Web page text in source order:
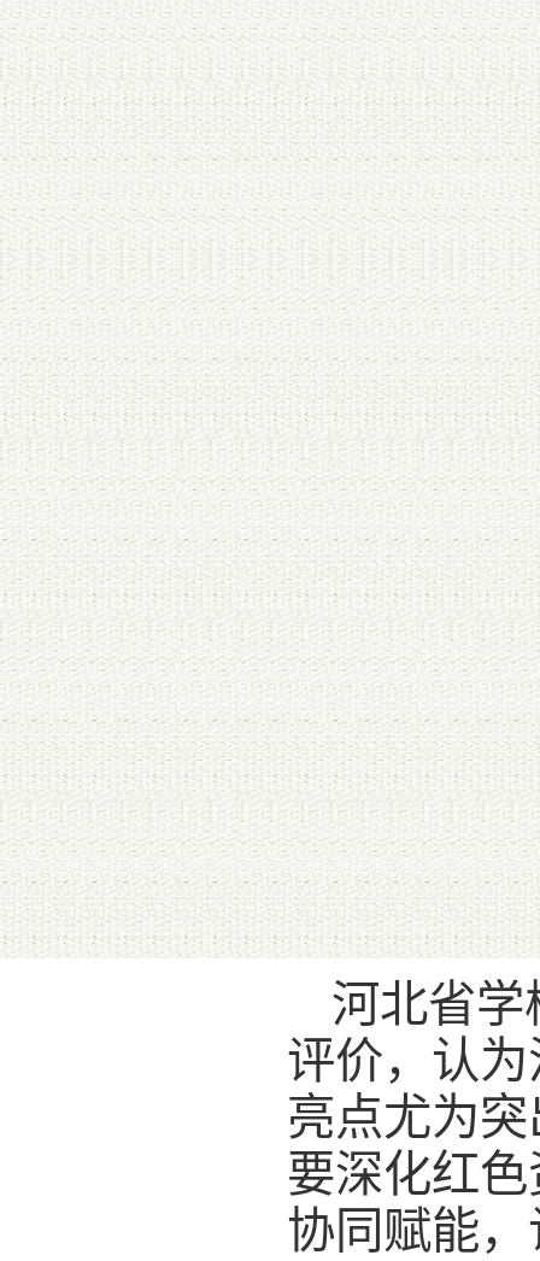
河北省学
评价，认
亮点尤为
要深化红
协同赋能